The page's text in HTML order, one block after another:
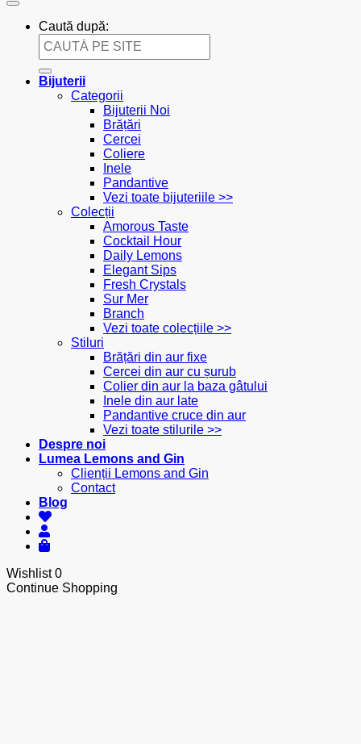
Caută după:
Bijuterii
Categorii
Bijuterii Noi
Brățări
Cercei
Coliere
Inele
Pandantive
Vezi toate bijuteriile >>
Colecții
Amorous Taste
Cocktail Hour
Daily Lemons
Elegant Sips
Fresh Crystals
Sur Mer
Branch
Vezi toate colecțiile >>
Stiluri
Brățări din aur fixe
Cercei din aur cu șurub
Colier din aur la baza gâtului
Inele din aur late
Pandantive cruce din aur
Vezi toate stilurile >>
Despre noi
Lumea Lemons and Gin
Clienții Lemons and Gin
Contact
Blog
Wishlist0
Continue Shopping